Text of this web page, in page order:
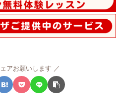
アお願いします